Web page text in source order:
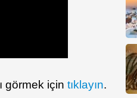
görmek içintıklayın.